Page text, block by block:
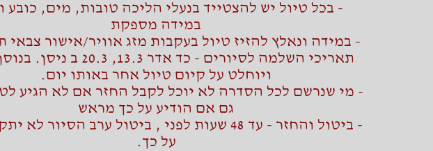
- בכל טיול יש להצטייד בנעלי הליכה טובות, מים, כובע
במידה מספקת
- במידה ונאלץ להזיז טיול בעקבות מזג אוויר/אישור צבאי
תאריכי השלמה לסיורים - כד אדר 13.3,
ויוחלט על קיום טיול אחר באותו יום.
- מי שנרשם לכל הסדרה לא יוכל לקבל החזר אם לא הגיע
גם אם הודיע על כך מראש
- ביטול והחזר - עד 48 שעות לפני , ביטול ערב הסיור לא
על כך.